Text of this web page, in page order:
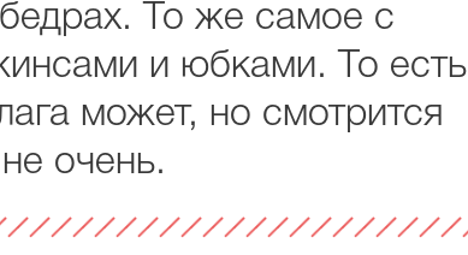
То же самое с
и юбками. То есть
может, но смотрится
очень.